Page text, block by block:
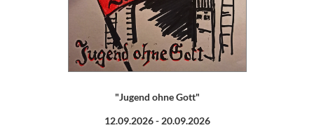
"Jugend ohne Gott"
12.09.2026 - 20.09.2026